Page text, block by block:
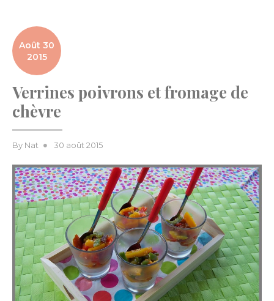
Août 30
2015
Verrines poivrons et fromage de
chèvre
By Nat
Posted
30 août 2015